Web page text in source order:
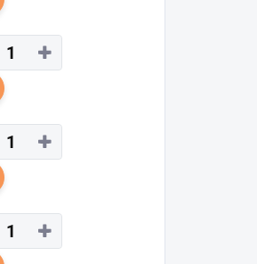
košíka
+
košíka
+
košíka
+